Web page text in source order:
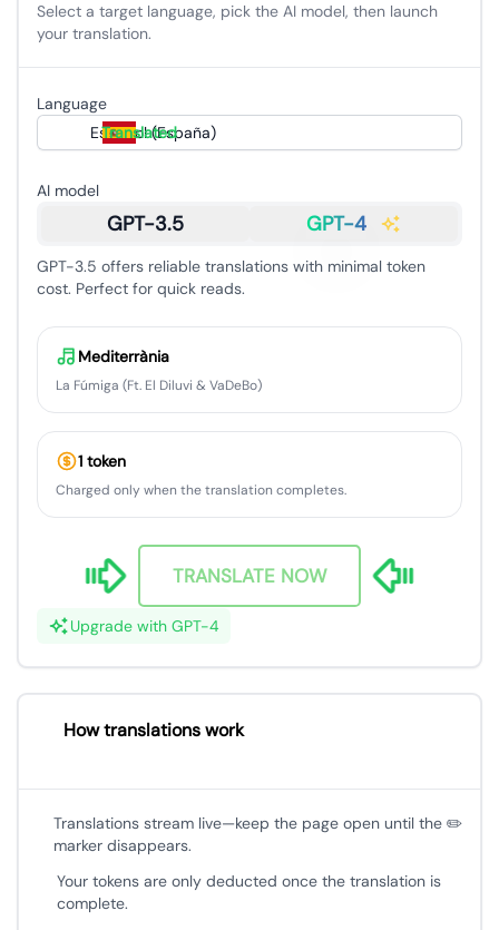
Select a target language, pick the AI model, then launch
your translation.
Language
Español (España)
Translated
AI model
GPT-3.5 GPT-4
GPT-3.5 offers reliable translations with minimal token
cost. Perfect for quick reads.
Mediterrània
La Fúmiga (Ft. El Diluvi & VaDeBo)
1 token
Charged only when the translation completes.
TRANSLATE NOW
Upgrade with GPT-4
How translations work
Translations stream live—keep the page open until the ✏️
marker disappears.
Your tokens are only deducted once the translation is
complete.